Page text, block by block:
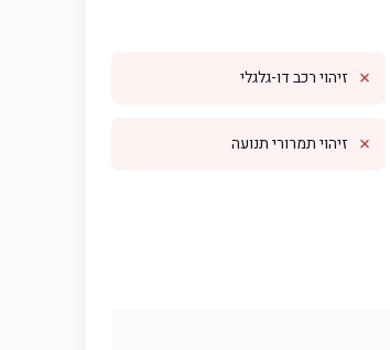
✗ זיהוי רכב דו-גלגלי
✗ זיהוי תמרורי תנועה